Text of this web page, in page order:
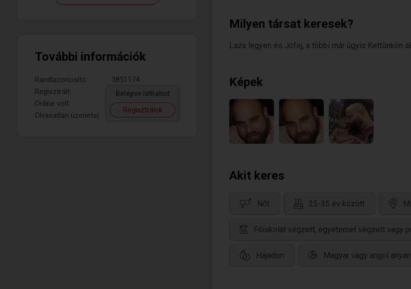
További információk
Randiazonosító:
3851174
Regisztrált:
Online volt:
Olvasatlan üzenetei:
Belépve láthatod
Regisztrálok
Szerintem nagyon fontos, hogy egy párkapcsolat
emlékeink, amik csakis a Miénk.
Nem akarom tovább szaporítani a szót, ha
Péter
Milyen társat keresek?
Laza legyen és Jófej, a többi már úgyis Kettönkön
Képek
Akit keres
Nőt 25-35 év között
Főiskolát végzett, egyetemet végzett vagy
Hajadon Magyar vagy angol